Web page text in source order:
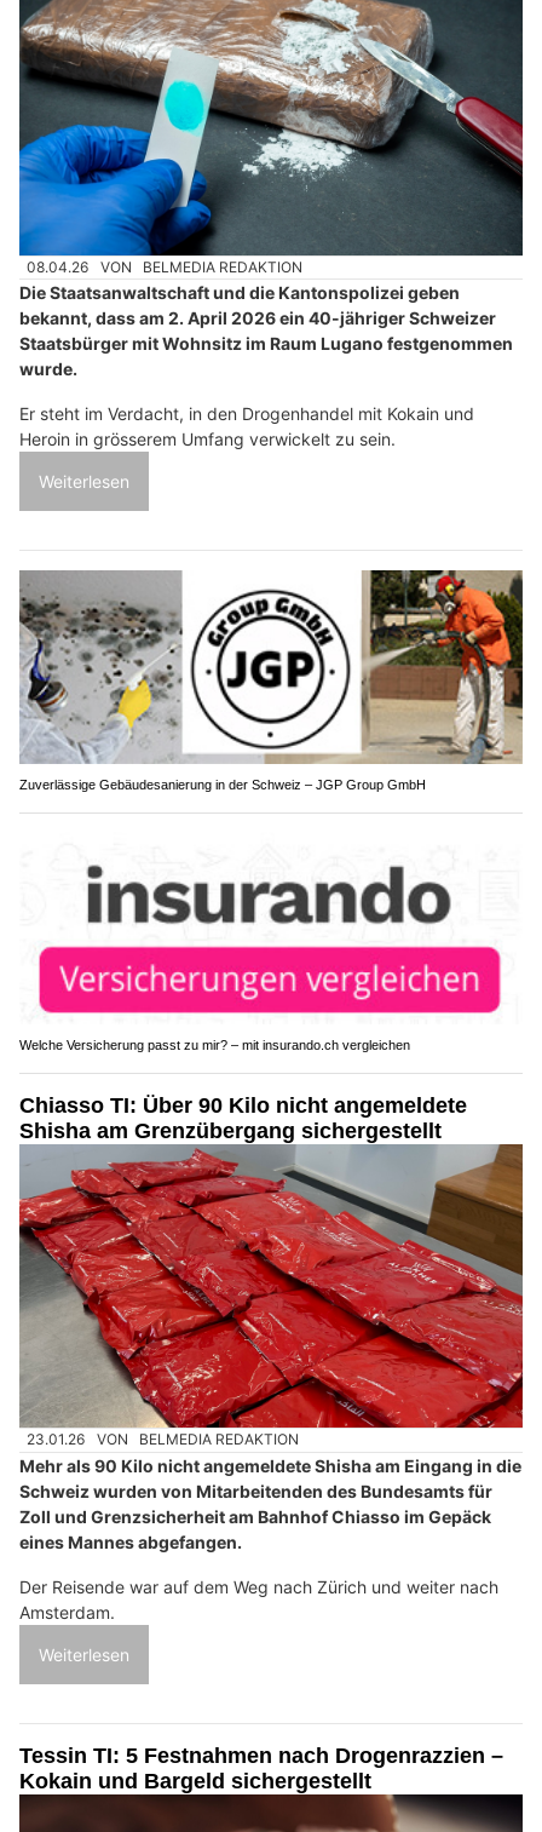
08.04.26 VON BELMEDIA REDAKTION
Die Staatsanwaltschaft und die Kantonspolizei geben
bekannt, dass am 2. April 2026 ein 40-jähriger Schweizer
Staatsbürger mit Wohnsitz im Raum Lugano festgenommen
wurde.
Er steht im Verdacht, in den Drogenhandel mit Kokain und
Heroin in grösserem Umfang verwickelt zu sein.
Weiterlesen
Zuverlässige Gebäudesanierung in der Schweiz – JGP Group GmbH
Welche Versicherung passt zu mir? – mit insurando.ch vergleichen
Chiasso TI: Über 90 Kilo nicht angemeldete
Shisha am Grenzübergang sichergestellt
23.01.26 VON BELMEDIA REDAKTION
Mehr als 90 Kilo nicht angemeldete Shisha am Eingang in die
Schweiz wurden von Mitarbeitenden des Bundesamts für
Zoll und Grenzsicherheit am Bahnhof Chiasso im Gepäck
eines Mannes abgefangen.
Der Reisende war auf dem Weg nach Zürich und weiter nach
Amsterdam.
Weiterlesen
Tessin TI: 5 Festnahmen nach Drogenrazzien –
Kokain und Bargeld sichergestellt